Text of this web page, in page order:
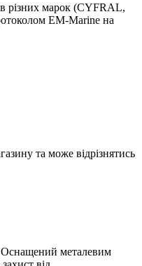
різних марок (CYFRAL,
EM-Marine на
та може відрізнятись
Оснащений металевим